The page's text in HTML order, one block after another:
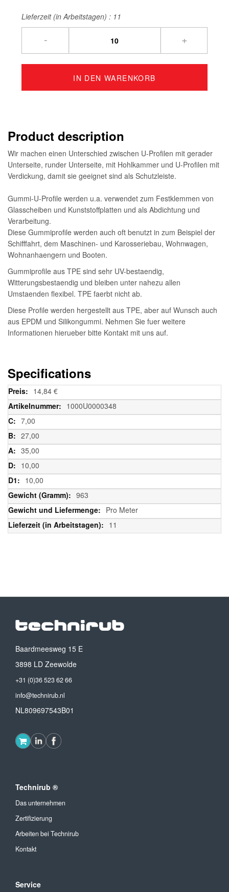
Lieferzeit (in Arbeitstagen) : 11
- +
IN DEN WARENKORB
Product description
Wir machen einen Unterschied zwischen U-Profilen mit gerader
Unterseite, runder Unterseite, mit Hohlkammer und U-Profilen mit
Verdickung, damit sie geeignet sind als Schutzleiste.
Gummi-U-Profile werden u.a. verwendet zum Festklemmen von
Glasscheiben und Kunststoffplatten und als Abdichtung und
Verarbeitung.
Diese Gummiprofile werden auch oft benutzt in zum Beispiel der
Schifffahrt, dem Maschinen- und Karosseriebau, Wohnwagen,
Wohnanhaengern und Booten.
Gummiprofile aus TPE sind sehr UV-bestaendig,
Witterungsbestaendig und bleiben unter nahezu allen
Umstaenden flexibel. TPE faerbt nicht ab.
Diese Profile werden hergestellt aus TPE, aber auf Wunsch auch
aus EPDM und Silikongummi. Nehmen Sie fuer weitere
Informationen hierueber bitte Kontakt mit uns auf.
Specifications
Weitere
Informationen
14,84 €
1000U0000348
7,00
27,00
35,00
10,00
10,00
963
Pro Meter
11
Baardmeesweg 15 E
3898 LD Zeewolde
+31 (0)36 523 62 66
info@technirub.nl
NL809697543B01
Technirub ®
Das unternehmen
Zertifizierung
Arbeiten bei Technirub
Kontakt
Service